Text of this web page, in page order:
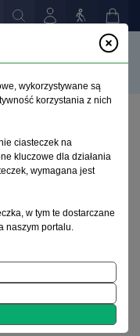
in
w
wykorzystywane są
korzystania z nich
ciasteczek na
kluczowe dla działania
wymagana jest
w tym te dostarczane
naszym portalu.